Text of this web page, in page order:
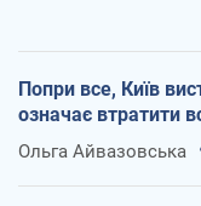
Попри все, Київ
означає втратити
Ольга Айвазовська